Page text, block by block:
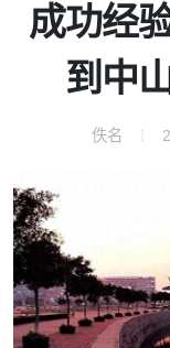
成功经
到中
佚名